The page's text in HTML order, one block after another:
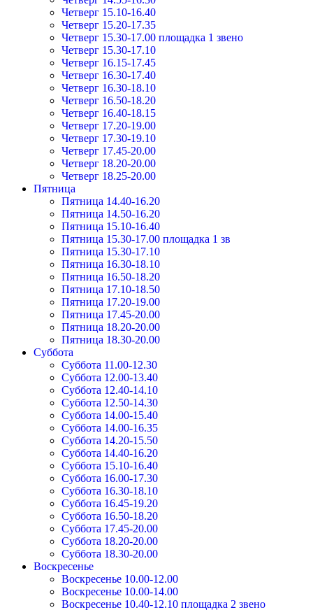
Четверг 15.10-16.40
Четверг 15.20-17.35
Четверг 15.30-17.00 площадка 1 звено
Четверг 15.30-17.10
Четверг 16.15-17.45
Четверг 16.30-17.40
Четверг 16.30-18.10
Четверг 16.50-18.20
Четверг 16.40-18.15
Четверг 17.20-19.00
Четверг 17.30-19.10
Четверг 17.45-20.00
Четверг 18.20-20.00
Четверг 18.25-20.00
Пятница
Пятница 14.40-16.20
Пятница 14.50-16.20
Пятница 15.10-16.40
Пятница 15.30-17.00 площадка 1 зв
Пятница 15.30-17.10
Пятница 16.30-18.10
Пятница 16.50-18.20
Пятница 17.10-18.50
Пятница 17.20-19.00
Пятница 17.45-20.00
Пятница 18.20-20.00
Пятница 18.30-20.00
Суббота
Суббота 11.00-12.30
Суббота 12.00-13.40
Суббота 12.40-14.10
Суббота 12.50-14.30
Суббота 14.00-15.40
Суббота 14.00-16.35
Суббота 14.20-15.50
Суббота 14.40-16.20
Суббота 15.10-16.40
Суббота 16.00-17.30
Суббота 16.30-18.10
Суббота 16.45-19.20
Суббота 16.50-18.20
Суббота 17.45-20.00
Суббота 18.20-20.00
Суббота 18.30-20.00
Воскресенье
Воскресенье 10.00-12.00
Воскресенье 10.00-14.00
Воскресенье 10.40-12.10 площадка 2 звено